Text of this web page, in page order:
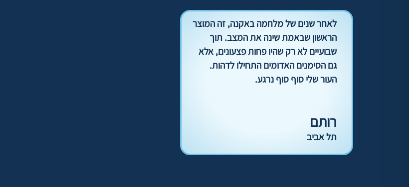
לאחר שנים של מלחמה באקנה, זה המוצר
הראשון שבאמת שינה את המצב. תוך
שבועיים לא רק שהיו פחות פצעונים, אלא
גם הסימנים האדומים התחילו לדהות.
העור שלי סוף סוף נרגע.
רותם
תל אביב